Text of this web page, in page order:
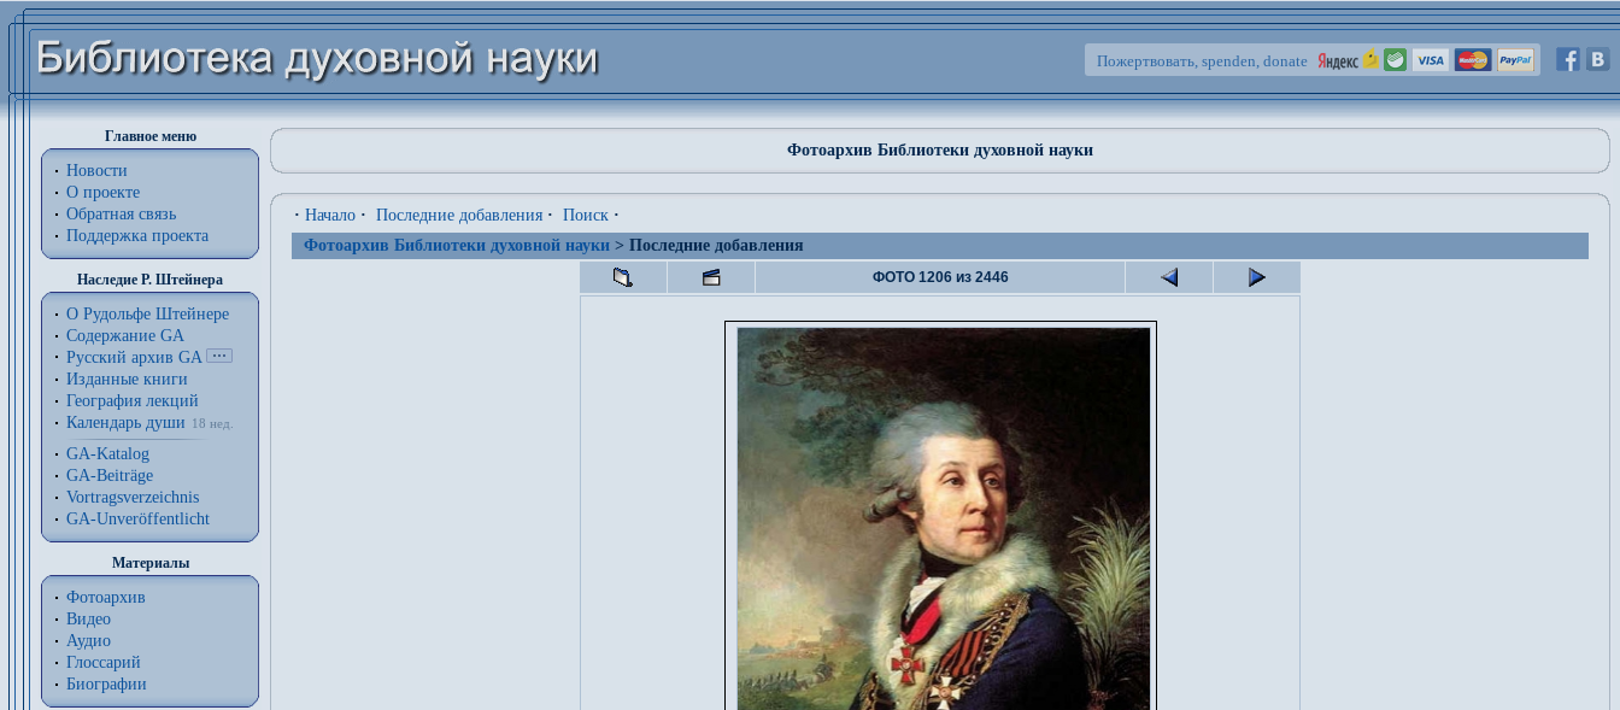
Пожертвовать, spenden, donate
Главное меню
Новости
О проекте
Обратная связь
Поддержка проекта
Наследие Р. Штейнера
О Рудольфе Штейнере
Содержание GA
Русский архив GA
Изданные книги
География лекций
Календарь души
18 нед.
GA-Katalog
GA-Beiträge
Vortragsverzeichnis
GA-Unveröffentlicht
Материалы
Фотоархив
Видео
Аудио
Глоссарий
Биографии
Фотоархив Библиотеки духовной науки
· Начало · Последние добавления · Поиск ·
Фотоархив Библиотеки духовной науки > Последние добавления
ФОТО 1206 из 2446